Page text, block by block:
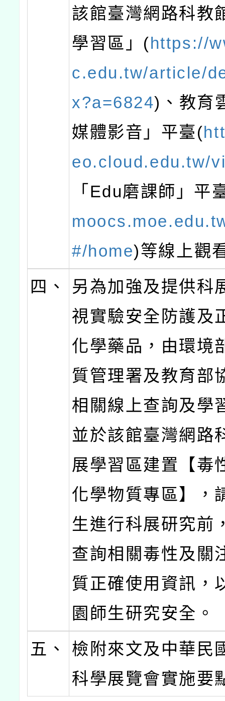
該館臺灣網路科教
學習區」(https://
c.edu.tw/article/
x?a=6824)、教育
媒體影音」平臺(
eo.cloud.edu.tw/
「Edu磨課師」平
#/home)等線上觀
四、
另為加強及提供科
視實驗安全防護及
化學藥品，由環境
質管理署及教育部
相關線上查詢及學
並於該館臺灣網路
展學習區建置【毒
化學物質專區】，
生進行科展研究前
查詢相關毒性及關
質正確使用資訊，
園師生研究安全。
五、
檢附來文及中華民
科學展覽會實施要